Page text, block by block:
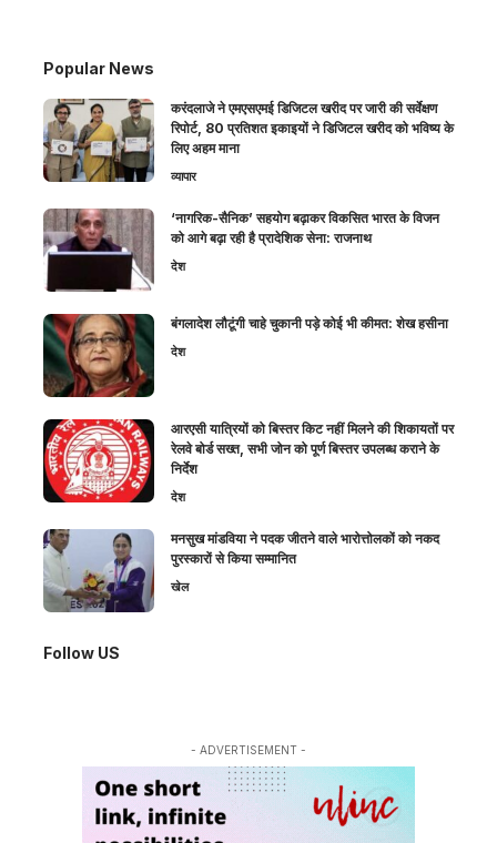
Popular News
करंदलाजे ने एमएसएमई डिजिटल खरीद पर जारी की सर्वेक्षण
रिपोर्ट, 80 प्रतिशत इकाइयों ने डिजिटल खरीद को भविष्य के
लिए अहम माना
व्यापार
‘नागरिक-सैनिक’ सहयोग बढ़ाकर विकसित भारत के विजन
को आगे बढ़ा रही है प्रादेशिक सेना: राजनाथ
देश
बंगलादेश लौटूंगी चाहे चुकानी पड़े कोई भी कीमत: शेख हसीना
देश
आरएसी यात्रियों को बिस्तर किट नहीं मिलने की शिकायतों पर
रेलवे बोर्ड सख्त, सभी जोन को पूर्ण बिस्तर उपलब्ध कराने के
निर्देश
देश
मनसुख मांडविया ने पदक जीतने वाले भारोत्तोलकों को नकद
पुरस्कारों से किया सम्मानित
खेल
Follow US
- ADVERTISEMENT -